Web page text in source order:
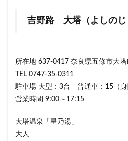
吉野路 大塔（よしの
所在地 637-0417 奈良県五條市大
TEL 0747-35-0311
駐車場 大型：3台 普通車：15（身
営業時間 9:00～17:15
大塔温泉「星乃湯」
大人